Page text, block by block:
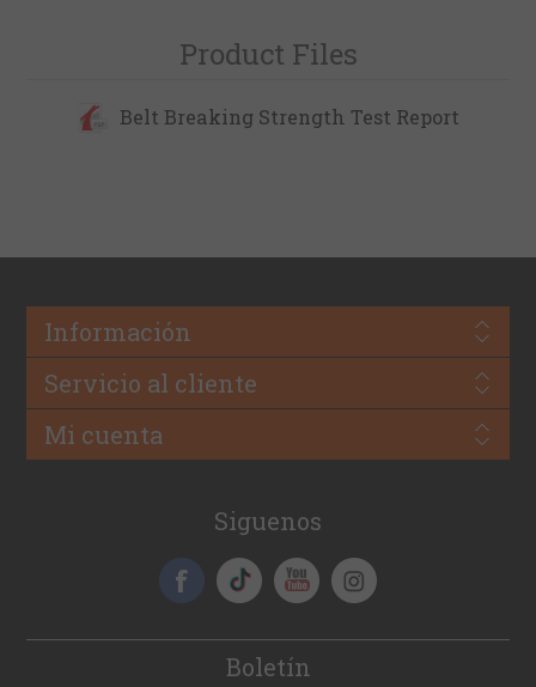
Product Files
Belt Breaking Strength Test Report
Información
Servicio al cliente
Mi cuenta
Siguenos
Boletín